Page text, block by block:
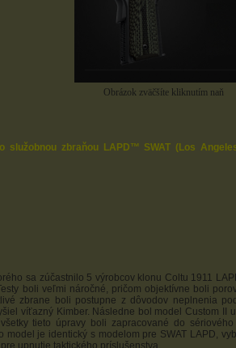
Obrázok zväčšíte kliknutím naň
služobnou zbraňou LAPD™ SWAT (Los
sa zúčastnilo 5 výrobcov klonu Coltu 1911
boli veľmi náročné, pričom objektívne boli
zbrane boli postupne z dôvodov neplnenia
víťazný Kimber. Následne bol model Custom II
tieto úpravy boli zapracované do sériového
model je identický s modelom pre SWAT LAPD,
upnutie taktického príslušenstva.